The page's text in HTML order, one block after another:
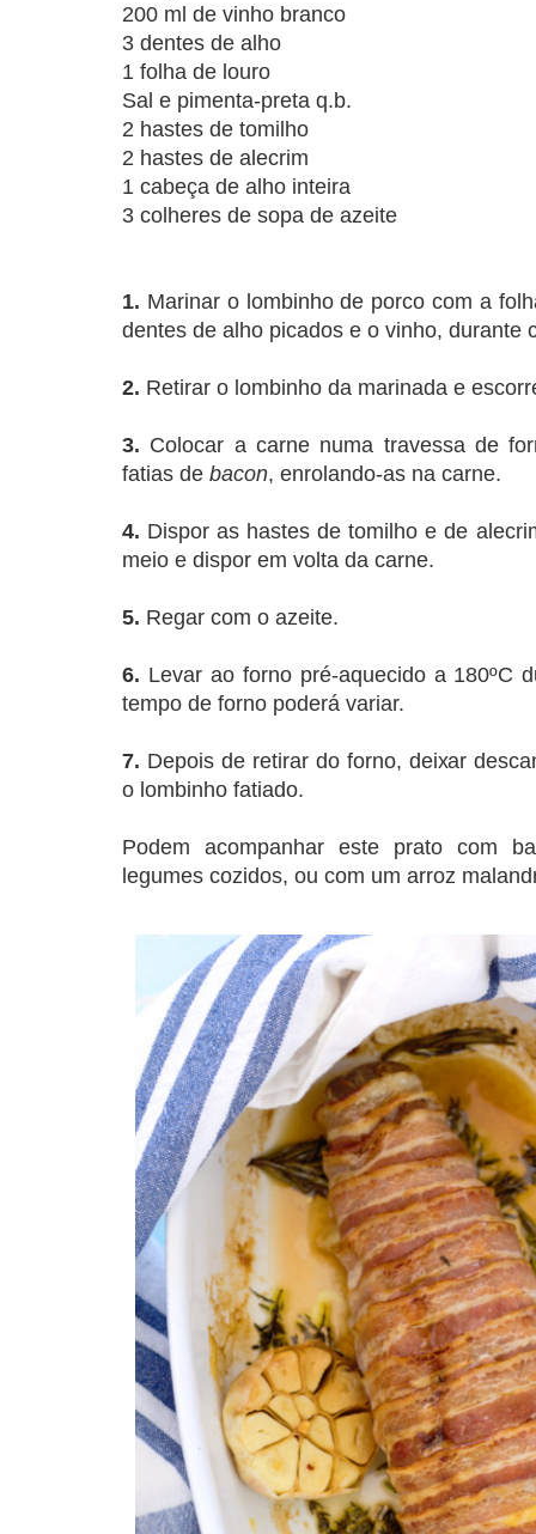
200 ml de vinho branco
3 dentes de alho
1 folha de louro
Sal e pimenta-preta q.b.
2 hastes de tomilho
2 hastes de alecrim
1 cabeça de alho inteira
3 colheres de sopa de azeite
1. Marinar o lombinho de porco com a
dentes de alho picados e o vinho, durante
2. Retirar o lombinho da marinada e
3. Colocar a carne numa travessa de
fatias de bacon, enrolando-as na carne.
4. Dispor as hastes de tomilho e de
meio e dispor em volta da carne.
5. Regar com o azeite.
6. Levar ao forno pré-aquecido a 180ºC
tempo de forno poderá variar.
7. Depois de retirar do forno, deixar
o lombinho fatiado.
Podem acompanhar este prato com
legumes cozidos, ou com um arroz